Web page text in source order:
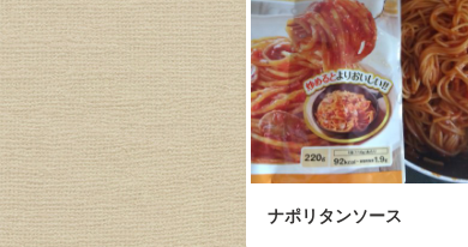
ナポリタンソース